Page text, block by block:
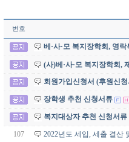
번호
베·사·모 복지장학회, 영
(사)베·사·모 복지장학회
회원가입신청서 (후원신
장학생 추천 신청서류
복지대상자 추천 신청서류
107 2022년도 세입, 세출 결산